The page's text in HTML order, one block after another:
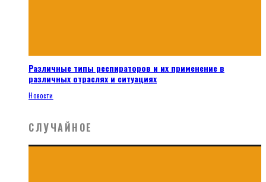
Различные типы респираторов и их применение в
различных отраслях и ситуациях
Новости
СЛУЧАЙНОЕ